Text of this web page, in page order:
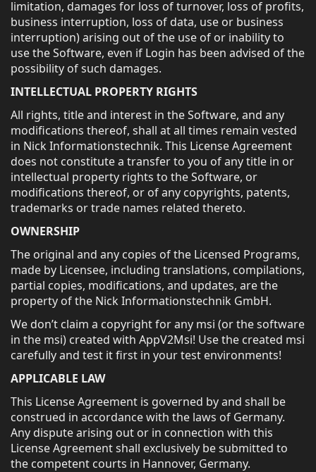
limitation, damages for loss of turnover, loss of profits,
business interruption, loss of data, use or business
interruption) arising out of the use of or inability to
use the Software, even if Login has been advised of the
possibility of such damages.
INTELLECTUAL PROPERTY RIGHTS
All rights, title and interest in the Software, and any
modifications thereof, shall at all times remain vested
in Nick Informationstechnik. This License Agreement
does not constitute a transfer to you of any title in or
intellectual property rights to the Software, or
modifications thereof, or of any copyrights, patents,
trademarks or trade names related thereto.
OWNERSHIP
The original and any copies of the Licensed Programs,
made by Licensee, including translations, compilations,
partial copies, modifications, and updates, are the
property of the Nick Informationstechnik GmbH.
We don’t claim a copyright for any msi (or the software
in the msi) created with AppV2Msi! Use the created msi
carefully and test it first in your test environments!
APPLICABLE LAW
This License Agreement is governed by and shall be
construed in accordance with the laws of Germany.
Any dispute arising out or in connection with this
License Agreement shall exclusively be submitted to
the competent courts in Hannover, Germany.